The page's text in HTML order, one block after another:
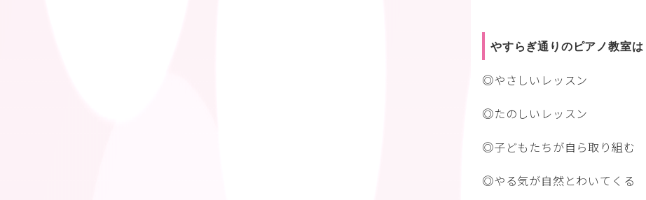
やすらぎ通りのピアノ教室は
◎やさしいレッスン
◎たのしいレッスン
◎子どもたちが自ら取り組む
◎やる気が自然とわいてくる